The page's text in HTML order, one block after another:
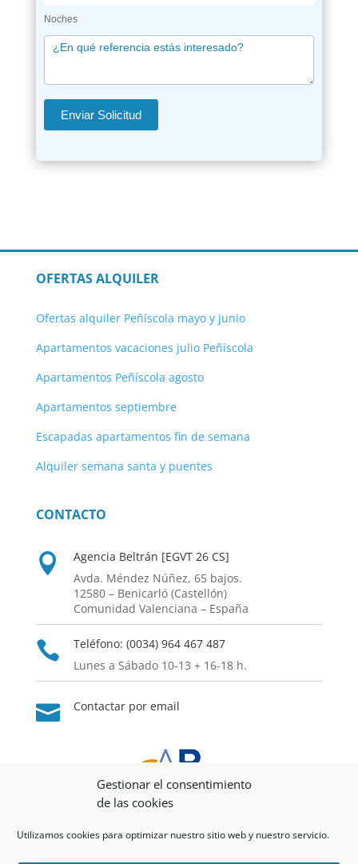
Gestionar el consentimiento
de las cookies
Utilizamos cookies para optimizar nuestro sitio web y nuestro servicio.
Noches
Enviar Solicitud
OFERTAS ALQUILER
Ofertas alquiler Peñíscola mayo y junio
Apartamentos vacaciones julio Peñíscola
Apartamentos Peñíscola agosto
Apartamentos septiembre
Escapadas apartamentos fin de semana
Alquiler semana santa y puentes
CONTACTO

Agencia Beltrán [EGVT 26 CS]
Avda. Méndez Núñez, 65 bajos.
12580 – Benicarló (Castellón)
Comunidad Valenciana – España

Teléfono: (0034) 964 467 487
Lunes a Sábado 10-13 + 16-18 h.
 Contactar por email
AGENCIA BELTRÁN
Alquiler Apartamentos Peñíscola